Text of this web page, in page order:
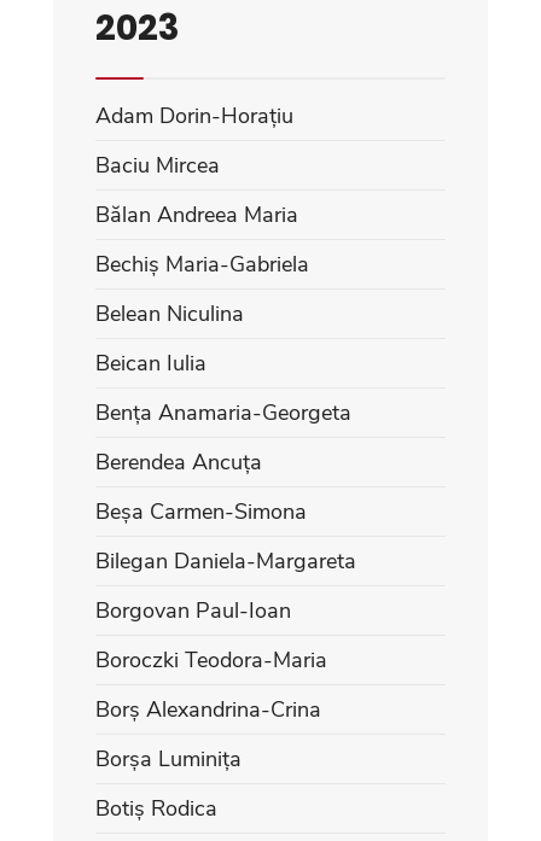
2023
Adam Dorin-Horațiu
Baciu Mircea
Bălan Andreea Maria
Bechiș Maria-Gabriela
Belean Niculina
Beican Iulia
Bența Anamaria-Georgeta
Berendea Ancuța
Beșa Carmen-Simona
Bilegan Daniela-Margareta
Borgovan Paul-Ioan
Boroczki Teodora-Maria
Borș Alexandrina-Crina
Borșa Luminița
Botiș Rodica